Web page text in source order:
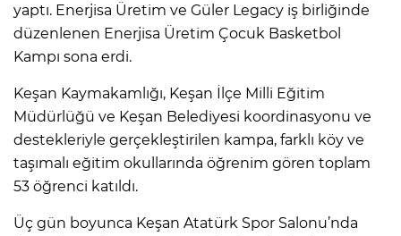
yaptı. Enerjisa Üretim ve Güler Legacy iş birliğinde
düzenlenen Enerjisa Üretim Çocuk Basketbol
Kampı sona erdi.
Keşan Kaymakamlığı, Keşan İlçe Milli Eğitim
Müdürlüğü ve Keşan Belediyesi koordinasyonu ve
destekleriyle gerçekleştirilen kampa, farklı köy ve
taşımalı eğitim okullarında öğrenim gören toplam
53 öğrenci katıldı.
Üç gün boyunca Keşan Atatürk Spor Salonu’nda